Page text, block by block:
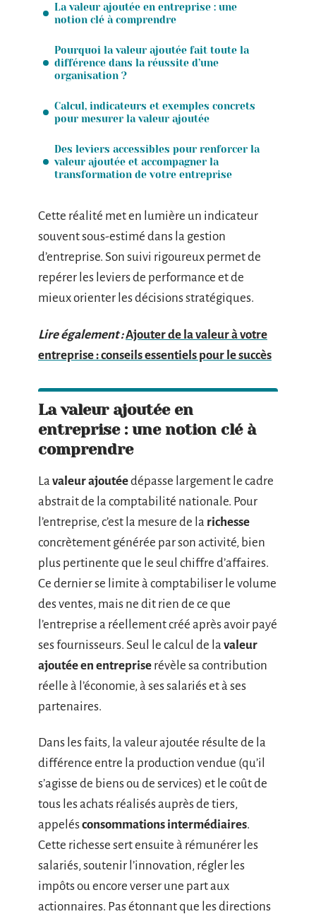
La valeur ajoutée en entreprise : une
notion clé à comprendre
Pourquoi la valeur ajoutée fait toute la
différence dans la réussite d’une
organisation ?
Calcul, indicateurs et exemples concrets
pour mesurer la valeur ajoutée
Des leviers accessibles pour renforcer la
valeur ajoutée et accompagner la
transformation de votre entreprise
Cette réalité met en lumière un indicateur
souvent sous-estimé dans la gestion
d’entreprise. Son suivi rigoureux permet de
repérer les leviers de performance et de
mieux orienter les décisions stratégiques.
Lire également :Ajouter de la valeur à votre
entreprise : conseils essentiels pour le succès
La valeur ajoutée en
entreprise : une notion clé à
comprendre
La valeur ajoutéedépasse largement le cadre
abstrait de la comptabilité nationale. Pour
l’entreprise, c’est la mesure de la richesse
concrètement générée par son activité, bien
plus pertinente que le seul chiffre d’affaires.
Ce dernier se limite à comptabiliser le volume
des ventes, mais ne dit rien de ce que
l’entreprise a réellement créé après avoir payé
ses fournisseurs. Seul le calcul de la valeur
ajoutée en entreprise révèle sa contribution
réelle à l’économie, à ses salariés et à ses
partenaires.
Dans les faits, la valeur ajoutée résulte de la
différence entre la production vendue (qu’il
s’agisse de biens ou de services) et le coût de
tous les achats réalisés auprès de tiers,
appelésconsommations intermédiaires.
Cette richesse sert ensuite à rémunérer les
salariés, soutenir l’innovation, régler les
impôts ou encore verser une part aux
actionnaires. Pas étonnant que les directions